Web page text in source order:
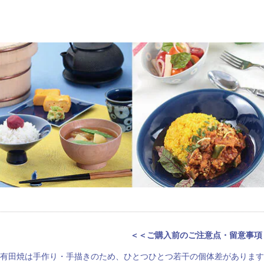
＜＜ご購入前のご注意点・留意事項
田焼は手作り・手描きのため、ひとつひとつ若干の個体差がありま